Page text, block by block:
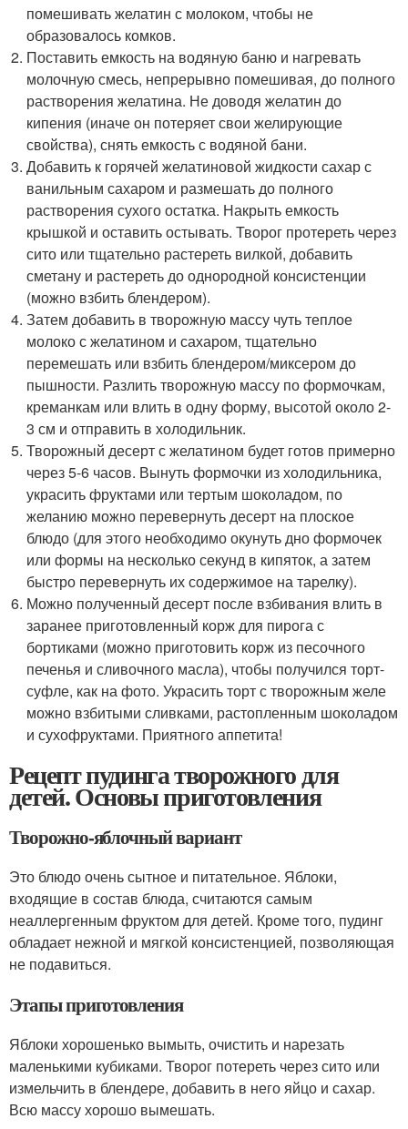
помешивать желатин с молоком, чтобы не
образовалось комков.
Поставить емкость на водяную баню и нагревать
молочную смесь, непрерывно помешивая, до полного
растворения желатина. Не доводя желатин до
кипения (иначе он потеряет свои желирующие
свойства), снять емкость с водяной бани.
Добавить к горячей желатиновой жидкости сахар с
ванильным сахаром и размешать до полного
растворения сухого остатка. Накрыть емкость
крышкой и оставить остывать. Творог протереть через
сито или тщательно растереть вилкой, добавить
сметану и растереть до однородной консистенции
(можно взбить блендером).
Затем добавить в творожную массу чуть теплое
молоко с желатином и сахаром, тщательно
перемешать или взбить блендером/миксером до
пышности. Разлить творожную массу по формочкам,
креманкам или влить в одну форму, высотой около 2-
3 см и отправить в холодильник.
Творожный десерт с желатином будет готов примерно
через 5-6 часов. Вынуть формочки из холодильника,
украсить фруктами или тертым шоколадом, по
желанию можно перевернуть десерт на плоское
блюдо (для этого необходимо окунуть дно формочек
или формы на несколько секунд в кипяток, а затем
быстро перевернуть их содержимое на тарелку).
Можно полученный десерт после взбивания влить в
заранее приготовленный корж для пирога с
бортиками (можно приготовить корж из песочного
печенья и сливочного масла), чтобы получился торт-
суфле, как на фото. Украсить торт с творожным желе
можно взбитыми сливками, растопленным шоколадом
и сухофруктами. Приятного аппетита!
Рецепт пудинга творожного для
детей. Основы приготовления
Творожно-яблочный вариант
Это блюдо очень сытное и питательное. Яблоки,
входящие в состав блюда, считаются самым
неаллергенным фруктом для детей. Кроме того, пудинг
обладает нежной и мягкой консистенцией, позволяющая
не подавиться.
Этапы приготовления
Яблоки хорошенько вымыть, очистить и нарезать
маленькими кубиками. Творог потереть через сито или
измельчить в блендере, добавить в него яйцо и сахар.
Всю массу хорошо вымешать.